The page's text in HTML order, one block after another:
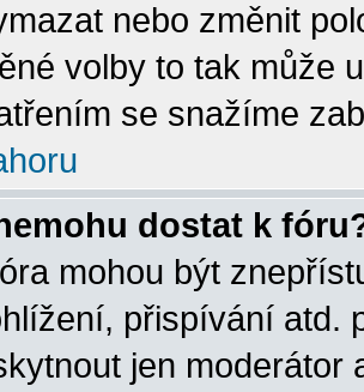
nebo změnit
volby to tak může
se snažíme
dostat k
mohou být
přispívání atd.
jen moderátor